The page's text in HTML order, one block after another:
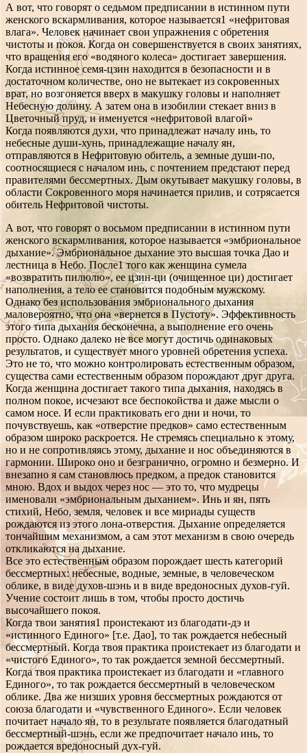
А вот, что говорят о седьмом предписании в истинном пути
женского вскармливания, которое называется1 «нефритовая
влага». Человек начинает свои упражнения с обретения
чистоты и покоя. Когда он совершенствуется в своих занятиях,
что вращения его «водяного колеса» достигает завершения.
Когда истинное семя-цзин находится в безопасности и в
достаточном количестве, оно не вытекает из сокровенных
врат, но возгоняется вверх в макушку головы и наполняет
Небесную долину. А затем она в изобилии стекает вниз в
Цветочный пруд, и именуется «нефритовой влагой»
Когда появляются духи, что принадлежат началу инь, то
небесные души-хунь, принадлежащие началу ян,
отправляются в Нефритовую обитель, а земные души-по,
соотносящиеся с началом инь, с почтением предстают перед
правителями бессмертных. Дым окутывает макушку головы, в
области Сокровенного моря начинается прилив, и сотрясается
обитель Нефритовой чистоты.
А вот, что говорят о восьмом предписании в истинном пути
женского вскармливания, которое называется «эмбриональное
дыхание». Эмбриональное дыхание это высшая точка Дао и
лестница в Небо. После1 того как женщина сумела
«возвратить пилюлю», ее цзин-ци (очищенное ци) достигает
наполнения, а тело ее становится подобным мужскому.
Однако без использования эмбрионального дыхания
маловероятно, что она «вернется в Пустоту». Эффективность
этого типа дыхания бесконечна, а выполнение его очень
просто. Однако далеко не все могут достичь одинаковых
результатов, и существует много уровней обретения успеха.
Это не то, что можно контролировать естественным образом,
существа сами естественным образом порождают друг друга.
Когда женщина достигает такого типа дыхания, находясь в
полном покое, исчезают все беспокойства и даже мысли о
самом носе. И если практиковать его дни и ночи, то
почувствуешь, как «отверстие предков» само естественным
образом широко раскроется. Не стремясь специально к этому,
но и не сопротивляясь этому, дыхание и нос объединяются в
гармонии. Широко оно и безгранично, огромно и безмерно. И
внезапно я сам становлюсь предком, а предок становится
мною. Вдох и выдох через нос — это то, что мудрецы
именовали «эмбриональным дыханием». Инь и ян, пять
стихий, Небо, земля, человек и все мириады существ
рождаются из этого лона-отверстия. Дыхание определяется
тончайшим механизмом, а сам этот механизм в свою очередь
откликаются на дыхание.
Все это естественным образом порождает шесть категорий
бессмертных: небесные, водные, земные, в человеческом
облике, в виде духов-шэнь и в виде вредоносных духов-гуй.
Учение состоит лишь в том, чтобы просто достичь
высочайшего покоя.
Когда твои занятия1 проистекают из благодати-дэ и
«истинного Единого» [т.е. Дао], то так рождается небесный
бессмертный. Когда твоя практика проистекает из благодати и
«чистого Единого», то так рождается земной бессмертный.
Когда твоя практика проистекает из благодати и «главного
Единого», то так рождается бессмертный в человеческом
облике. Два же низших уровня бессмертных рождаются от
союза благодати и «чувственного Единого». Если человек
почитает начало ян, то в результате появляется благодатный
бессмертный-шэнь, если же предпочитает начало инь, то
рождается вредоносный дух-гуй.